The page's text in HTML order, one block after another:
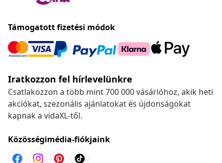
Támogatott fizetési módok
Iratkozzon fel hírlevelünkre
Csatlakozzon a több mint 700 000 vásárlóhoz, akik heti
akciókat, szezonális ajánlatokat és újdonságokat
kapnak a vidaXL-től.
Közösségimédia-fiókjaink